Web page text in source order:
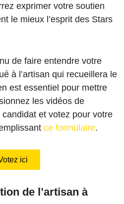
exprimer votre soutien
le mieux l’esprit des Stars
de faire entendre votre
à l’artisan qui recueillera le
est essentiel pour mettre
les vidéos de
et votez pour votre
ce formulaire.
ici
de l’artisan à